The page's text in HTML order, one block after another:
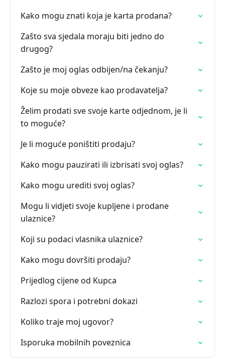
Kako mogu znati koja je karta prodana?
Zašto sva sjedala moraju biti jedno do
drugog?
Zašto je moj oglas odbijen/na čekanju?
Koje su moje obveze kao prodavatelja?
Želim prodati sve svoje karte odjednom, je li
to moguće?
Je li moguće poništiti prodaju?
Kako mogu pauzirati ili izbrisati svoj oglas?
Kako mogu urediti svoj oglas?
Mogu li vidjeti svoje kupljene i prodane
ulaznice?
Koji su podaci vlasnika ulaznice?
Kako mogu dovršiti prodaju?
Prijedlog cijene od Kupca
Razlozi spora i potrebni dokazi
Koliko traje moj ugovor?
Isporuka mobilnih poveznica